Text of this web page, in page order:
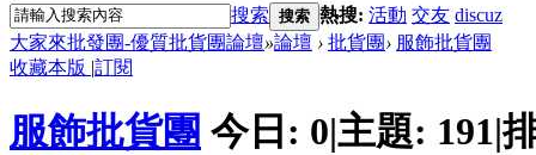
搜索 搜索 熱搜: 活動 交友 discuz
大家來批發團-優質批貨團論壇»論壇 › 批貨團› 服飾批貨團
收藏本版 |訂閱
服飾批貨團 今日: 0|主題: 191|